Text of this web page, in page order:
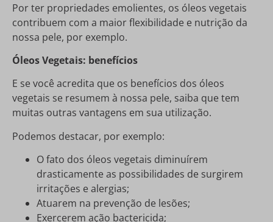
Por ter propriedades emolientes, os óleos vegetais
contribuem com a maior flexibilidade e nutrição da
nossa pele, por exemplo.
Óleos Vegetais: benefícios
E se você acredita que os benefícios dos óleos
vegetais se resumem à nossa pele, saiba que tem
muitas outras vantagens em sua utilização.
Podemos destacar, por exemplo:
O fato dos óleos vegetais diminuírem
drasticamente as possibilidades de surgirem
irritações e alergias;
Atuarem na prevenção de lesões;
Exercerem ação bactericida;